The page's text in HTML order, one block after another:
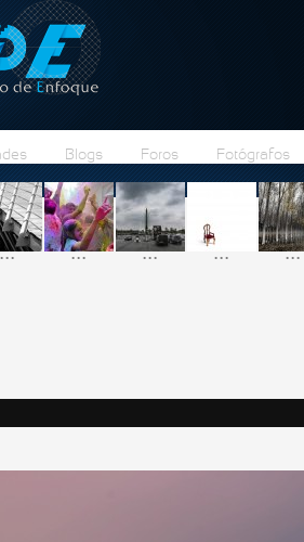
Blogs Foros Fotógrafos
... ... ... ... ...